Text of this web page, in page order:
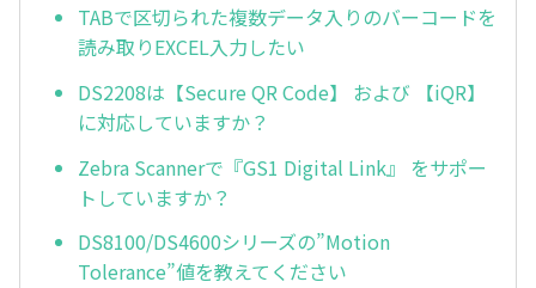
TABで区切られた複数データ入りのバーコードを
読み取りEXCEL入力したい
DS2208は【Secure QR Code】 および 【iQR】
に対応していますか？
Zebra Scannerで『GS1 Digital Link』 をサポー
トしていますか？
DS8100/DS4600シリーズの”Motion
Tolerance”値を教えてください